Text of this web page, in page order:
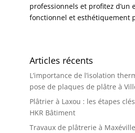
professionnels et profitez d’un
fonctionnel et esthétiquement
Articles récents
L’importance de l’isolation
pose de plaques de plâtre à
Plâtrier à Laxou : les étapes
HKR Bâtiment
Travaux de plâtrerie à